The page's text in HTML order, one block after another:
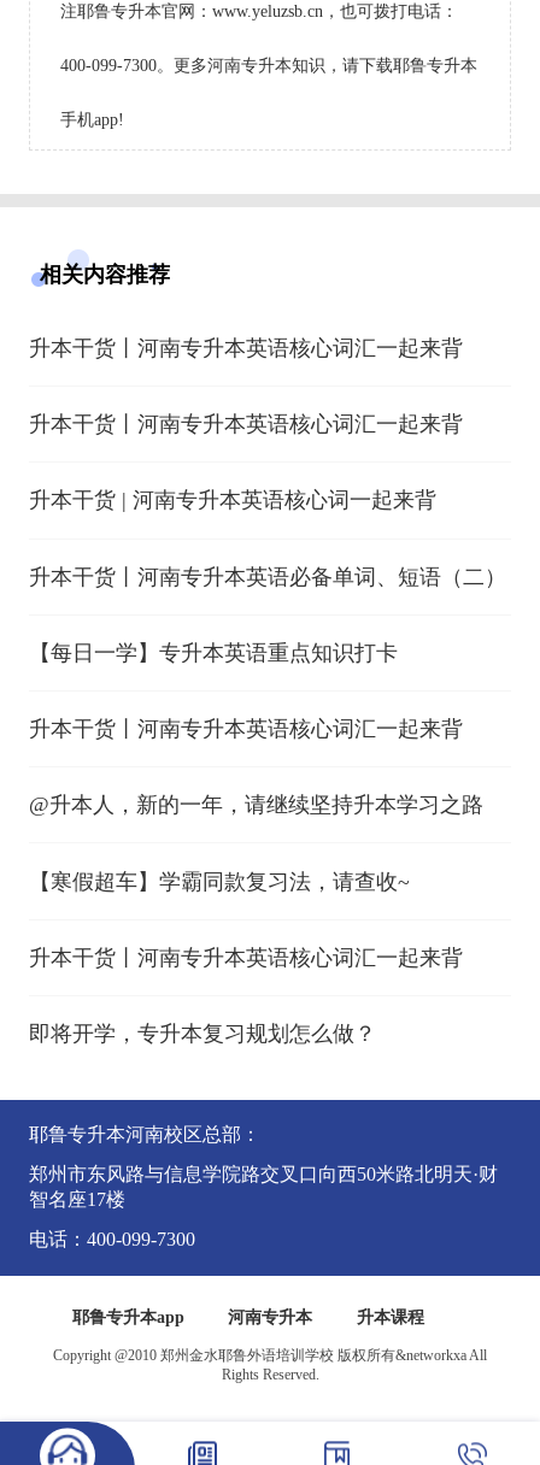
注耶鲁专升本官网：www.yeluzsb.cn，也可拨打电话：
400-099-7300。更多河南专升本知识，请下载耶鲁专升本
手机app!
相关内容推荐
升本干货丨河南专升本英语核心词汇一起来背
升本干货丨河南专升本英语核心词汇一起来背
升本干货 | 河南专升本英语核心词一起来背
升本干货丨河南专升本英语必备单词、短语（二）
【每日一学】专升本英语重点知识打卡
升本干货丨河南专升本英语核心词汇一起来背
@升本人，新的一年，请继续坚持升本学习之路
【寒假超车】学霸同款复习法，请查收~
升本干货丨河南专升本英语核心词汇一起来背
即将开学，专升本复习规划怎么做？
耶鲁专升本河南校区总部：
郑州市东风路与信息学院路交叉口向西50米路北明天·财
智名座17楼
电话：400-099-7300
耶鲁专升本app 河南专升本 升本课程
Copyright @2010 郑州金水耶鲁外语培训学校 版权所有&networkxa All
Rights Reserved.